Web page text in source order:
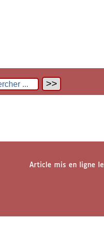
Article mis en ligne le